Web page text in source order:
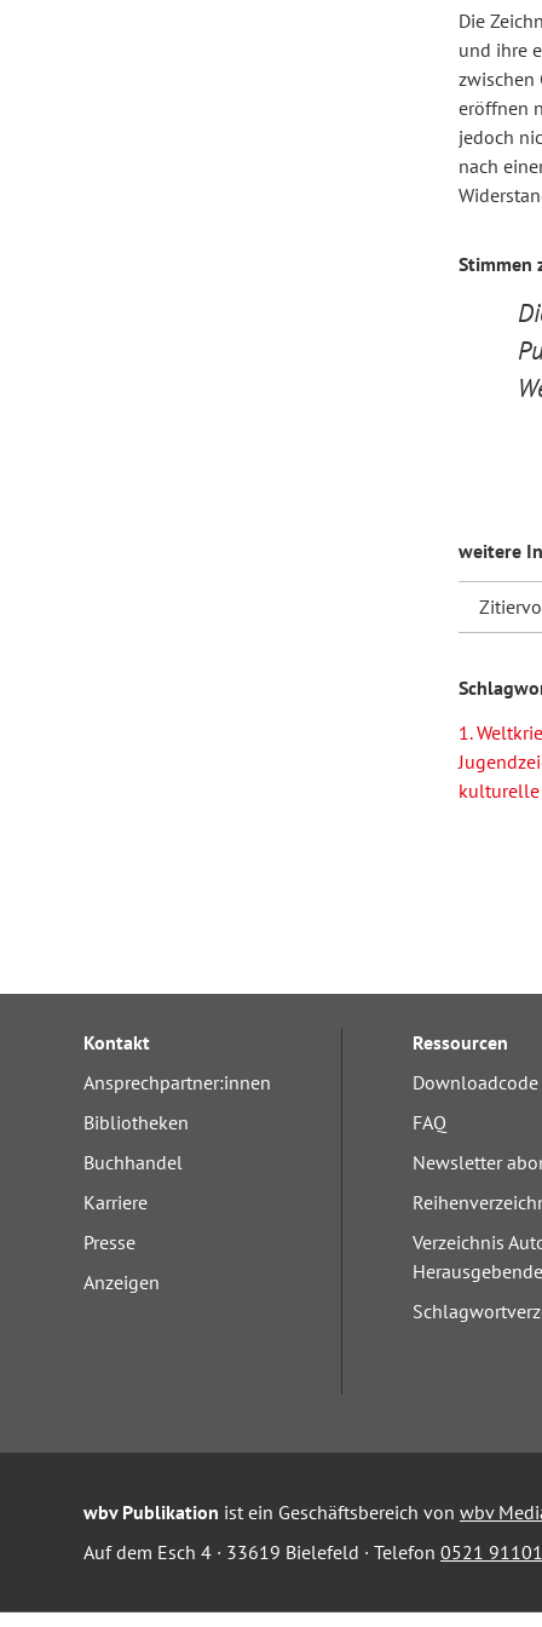
Die
und ihre
zwischen
eröffnen
jedoch
nach
Stimmen
weitere
1.
Kontakt
Ansprechpartner:innen
Bibliotheken
Buchhandel
Karriere
Presse
Anzeigen
Ressourcen
FAQ
Newsletter
Verzeichnis
Herausgebende
wbv Publikation ist ein Geschäftsbereich von wbv
Auf dem Esch 4 · 33619 Bielefeld · Telefon 0521